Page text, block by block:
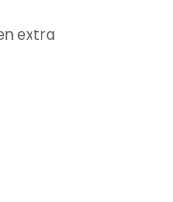
extra